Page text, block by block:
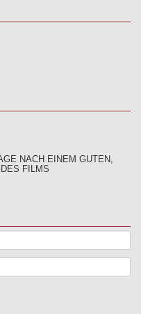
NACH EINEM GUTEN,
FILMS